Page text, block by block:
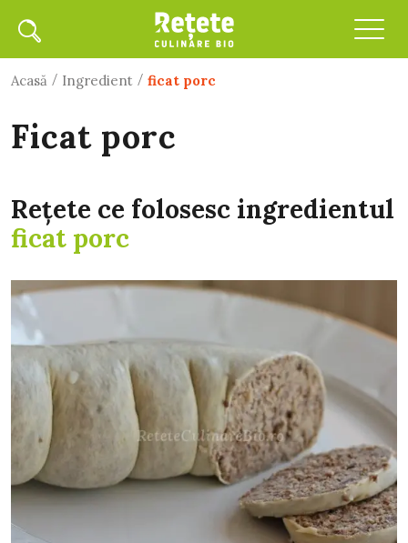
Acasă / Ingredient / ficat porc
ficat porc
Rețete ce folosesc ingredientul
ficat porc